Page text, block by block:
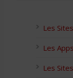
Les
Les
Les